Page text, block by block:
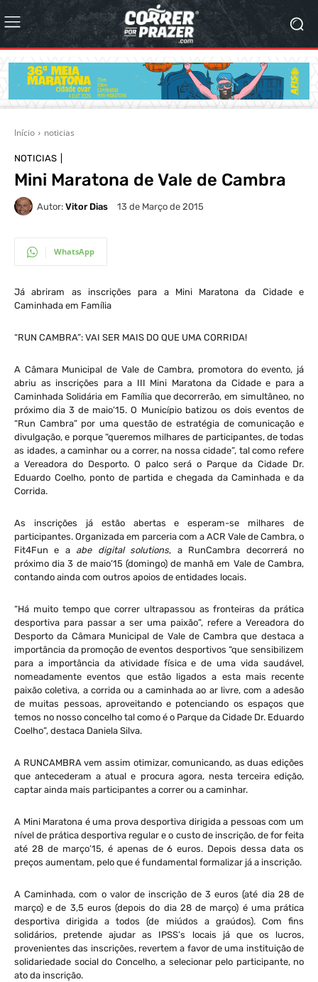
Início noticias
NOTICIAS
Mini Maratona de Vale de Cambra
Autor: Vitor Dias 13 de Março de 2015
WhatsApp
Já abriram as inscrições para a Mini Maratona da Cidade e
Caminhada em Família
“RUN CAMBRA”: VAI SER MAIS DO QUE UMA CORRIDA!
A Câmara Municipal de Vale de Cambra, promotora do evento, já
abriu as inscrições para a III Mini Maratona da Cidade e para a
Caminhada Solidária em Família que decorrerão, em simultâneo, no
próximo dia 3 de maio’15. O Município batizou os dois eventos de
“Run Cambra” por uma questão de estratégia de comunicação e
divulgação, e porque “queremos milhares de participantes, de todas
as idades, a caminhar ou a correr, na nossa cidade”, tal como refere
a Vereadora do Desporto. O palco será o Parque da Cidade Dr.
Eduardo Coelho, ponto de partida e chegada da Caminhada e da
Corrida.
As inscrições já estão abertas e esperam-se milhares de
participantes. Organizada em parceria com a ACR Vale de Cambra, o
Fit4Fun e a abe digital solutions, a RunCambra decorrerá no
próximo dia 3 de maio’15 (domingo) de manhã em Vale de Cambra,
contando ainda com outros apoios de entidades locais.
“Há muito tempo que correr ultrapassou as fronteiras da prática
desportiva para passar a ser uma paixão”, refere a Vereadora do
Desporto da Câmara Municipal de Vale de Cambra que destaca a
importância da promoção de eventos desportivos “que sensibilizem
para a importância da atividade física e de uma vida saudável,
nomeadamente eventos que estão ligados a esta mais recente
paixão coletiva, a corrida ou a caminhada ao ar livre, com a adesão
de muitas pessoas, aproveitando e potenciando os espaços que
temos no nosso concelho tal como é o Parque da Cidade Dr. Eduardo
Coelho”, destaca Daniela Silva.
A RUNCAMBRA vem assim otimizar, comunicando, as duas edições
que antecederam a atual e procura agora, nesta terceira edição,
captar ainda mais participantes a correr ou a caminhar.
A Mini Maratona é uma prova desportiva dirigida a pessoas com um
nível de prática desportiva regular e o custo de inscrição, de for feita
até 28 de março’15, é apenas de 6 euros. Depois dessa data os
preços aumentam, pelo que é fundamental formalizar já a inscrição.
A Caminhada, com o valor de inscrição de 3 euros (até dia 28 de
março) e de 3,5 euros (depois do dia 28 de março) é uma prática
desportiva dirigida a todos (de miúdos a graúdos). Com fins
solidários, pretende ajudar as IPSS’s locais já que os lucros,
provenientes das inscrições, revertem a favor de uma instituição de
solidariedade social do Concelho, a selecionar pelo participante, no
ato da inscrição.